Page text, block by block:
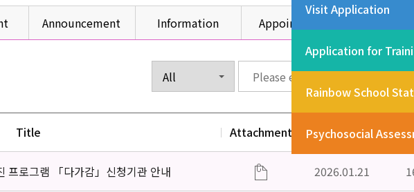
Visit Application
Application for
Rainbow School
Psychosocial
Announcement Information Appointment
Title Attachment Date
프로그램 「다가감」신청기관 안내 2026.01.21